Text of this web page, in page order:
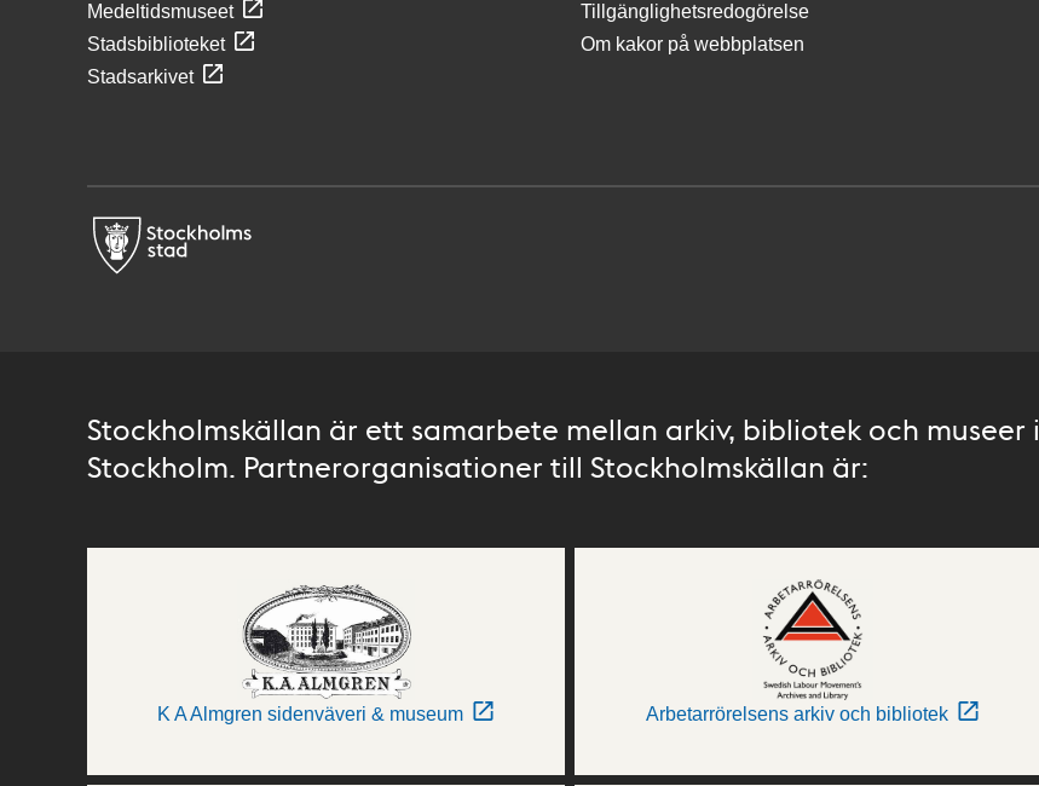
Medeltidsmuseet
Stadsbiblioteket
Stadsarkivet
Tillgänglighetsredogörelse
Om kakor på webbplatsen
Stockholmskällan är ett samarbete mellan arkiv, bibliotek och museer i
Stockholm. Partnerorganisationer till Stockholmskällan är:
K A Almgren sidenväveri & museum Arbetarrörelsens arkiv och bibliotek